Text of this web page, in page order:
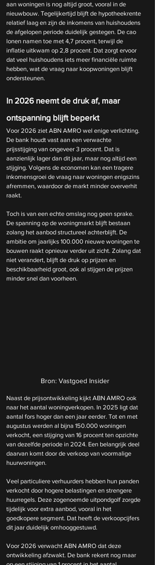
aan woningen is nog altijd groot, vooral in de
nieuwbouw. Tegelijkertijd blijft de hypotheekrente
relatief laag en zijn de inkomens van huishoudens
de afgelopen periode duidelijk gestegen. De cao
lonen namen toe met 4,7 procent, terwijl de
inflatie uitkwam op 2,8 procent. Dat zorgt ervoor
dat veel huishoudens iets meer financiële ruimte
hebben, wat de vraag naar koopwoningen blijft
ondersteunen.
In 2026 neemt de druk af, maar
ontspanning blijft beperkt
Voor 2026 ziet ABN AMRO wel enige verlichting.
De bank houdt vast aan een verwachte
prijsstijging van ongeveer 3 procent. Dat is
aanzienlijk lager dan dit jaar, maar nog altijd een
stijging. Volgens de economen kan een tragere
inkomensgroei de vraag naar woningen enigszins
afremmen, waardoor de markt minder oververhit
raakt.
Toch is van een echte omslag nog geen sprake.
De spanning op de woningmarkt blijft bestaan
zolang het aanbod structureel achterblijft. De
ambitie om jaarlijks 100.000 nieuwe woningen te
bouwen raakt opnieuw verder uit zicht. Zolang dat
niet verandert, blijft de druk op prijzen en
beschikbaarheid groot, ook al stijgen de prijzen
minder snel dan voorheen.
Bron: Vastgoed Insider
Naast de prijsontwikkeling kijkt ABN AMRO ook
naar het aantal woningverkopen. In 2025 ligt dat
aantal fors hoger dan een jaar eerder. Tot en met
augustus werden al bijna 150.000 woningen
verkocht, een stijging van 16 procent ten opzichte
van dezelfde periode in 2024. Een belangrijk deel
daarvan komt door de verkoop van voormalige
huurwoningen.
Veel particuliere verhuurders hebben hun panden
verkocht door hogere belastingen en strengere
huurregels. Deze zogenoemde uitpondgolf zorgde
tijdelijk voor extra aanbod, vooral in het
goedkopere segment. Dat heeft de verkoopcijfers
dit jaar duidelijk omhooggestuwd.
Voor 2026 verwacht ABN AMRO dat deze
ontwikkeling afzwakt. De bank rekent nog maar